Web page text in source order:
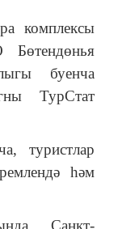
комплексы
буенча
ТурСтат
туристлар
һәм
Санкт-